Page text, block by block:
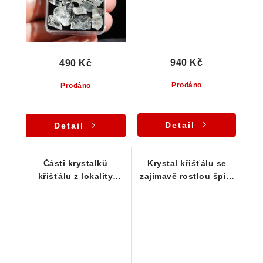
Prodáno
490 Kč
Detail
Prodáno
940 Kč
Detail
Části krystalků
křišťálu z lokality
Krystal křišťálu se
zajímavě rostlou špicí